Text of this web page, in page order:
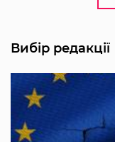
Вибір редакції